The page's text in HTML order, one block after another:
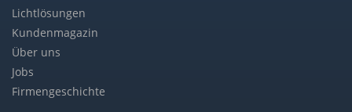
Lichtlösungen
Kundenmagazin
Über uns
Jobs
Firmengeschichte